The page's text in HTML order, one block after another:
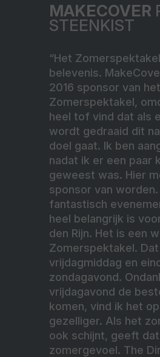
MAKECOVER
STEENKIST
“Het
belevenis.
2016 sponsor van het
Zomerspektakel,
heel tof vind dat als
wordt gedraaid dit
doel gaat. Ik ben
nadat ik er een paar
geweest was. Hier
sponsor van worden.
fantastisch
heel belangrijk is
den Rijn. Het is een
Zomerspektakel.
vrijdagmiddag en
zondagavond.
vrijdagavond de
komen, vind ik het
gezelliger. Als het
ook schijnt, geeft
zomergevoel. The